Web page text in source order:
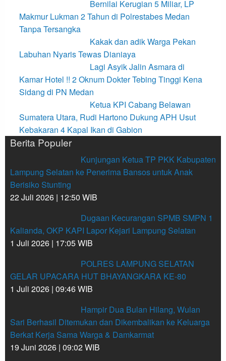
Bernilai Kerugian 5 Miliar, LP
Makmur Lukman 2 Tahun di Polrestabes Medan
Tanpa Tersangka
Kakak dan adik Warga Pekan
Labuhan Nyaris Tewas Dianiaya
Lagi Asyik Jalin Asmara di
Kamar Hotel !! 2 Oknum Dokter Tebing Tinggi Kena
Sidang di PN Medan
Ketua KPI Cabang Belawan
Sumatera Utara, Rudi Hartono Dukung APH Usut
Kebakaran 4 Kapal Ikan di Gabion
Berita Populer
Kunjungan Ketua TP PKK Kabupaten
Lampung Selatan ke Penerima Bansos untuk Anak
Berisiko Stunting
22 Juli 2026 | 12:50 WIB
Dugaan Kecurangan SPMB SMPN 1
Kalianda, OKP KAPI Lapor Kejari Lampung Selatan
1 Juli 2026 | 17:05 WIB
POLRES LAMPUNG SELATAN
GELAR UPACARA HUT BHAYANGKARA KE-80
1 Juli 2026 | 09:46 WIB
Hampir Dua Bulan Hilang, Wulan
Sari Berhasil Ditemukan dan Dikembalikan ke Keluarga
Berkat Kerja Sama Warga & Damkarmat
19 Juni 2026 | 09:02 WIB